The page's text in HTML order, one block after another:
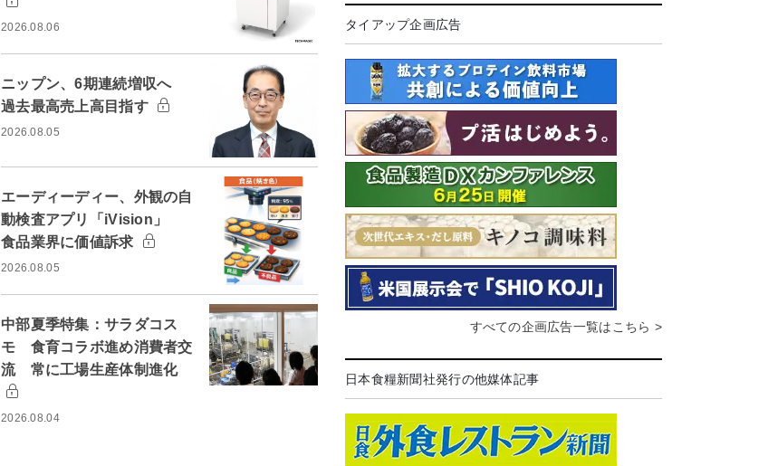
2026.08.06
ニップン、6期連続増収へ
過去最高売上高目指す
2026.08.05
エーディーディー、外観の自
動検査アプリ「iVision」
食品業界に価値訴求
2026.08.05
中部夏季特集：サラダコス
モ 食育コラボ進め消費者交
流 常に工場生産体制進化
2026.08.04
タイアップ企画広告
すべての企画広告一覧はこちら >
日本食糧新聞社発行の他媒体記事